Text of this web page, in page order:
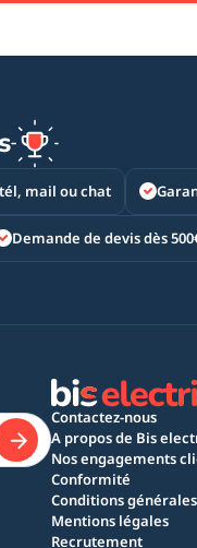
mail ou chat
Demande de devis dès
Contactez-nous
A propos de Bis
Nos engagements
Conformité
Conditions
Mentions légales
Recrutement